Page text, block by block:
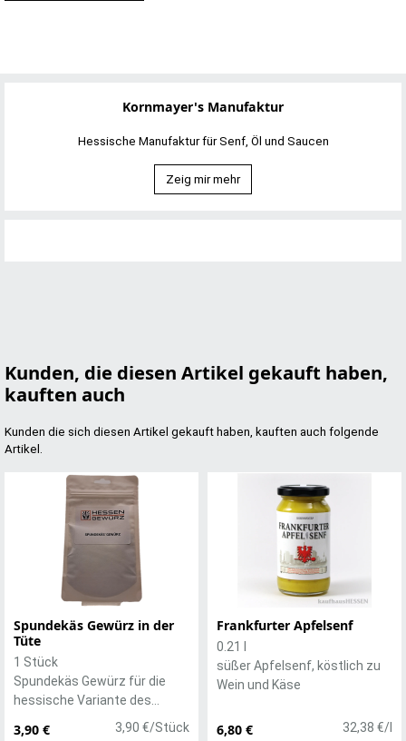
Kornmayer's Manufaktur
Hessische Manufaktur für Senf, Öl und Saucen
Zeig mir mehr
Kunden, die diesen Artikel gekauft haben,
kauften auch
Kunden die sich diesen Artikel gekauft haben, kauften auch folgende
Artikel.
Spundekäs Gewürz in der
Tüte
3,90 € 3,90 €/Stück
1 Stück
Spundekäs Gewürz für die
hessische Variante des
Frankfurter Apfelsenf
6,80 € 32,38 €/l
0.21 l
süßer Apfelsenf, köstlich zu
Wein und Käse